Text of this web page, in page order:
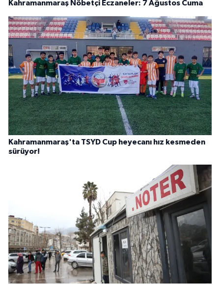
Kahramanmaraş Nöbetçi Eczaneler: 7 Ağustos Cuma
Kahramanmaraş'ta TSYD Cup heyecanı hız kesmeden
sürüyor!